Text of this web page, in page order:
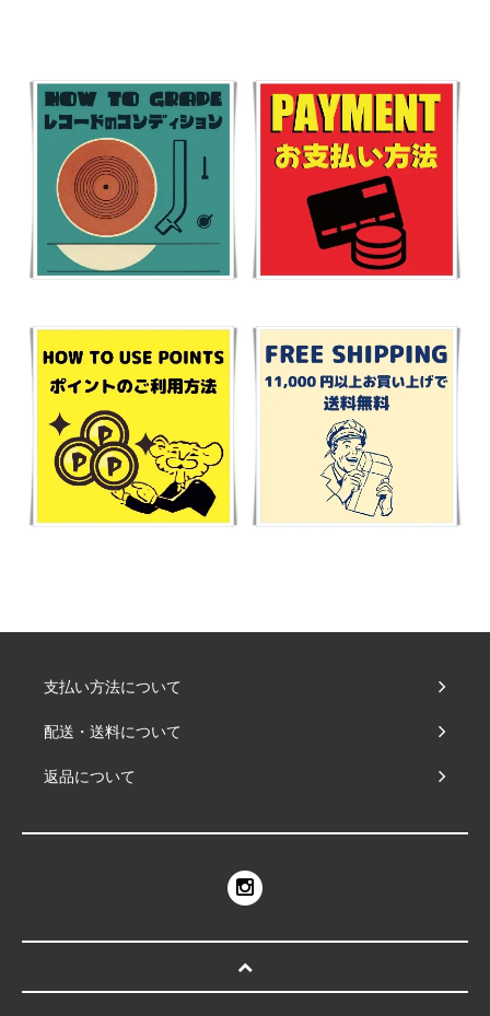
支払い方法について
配送・送料について
返品について